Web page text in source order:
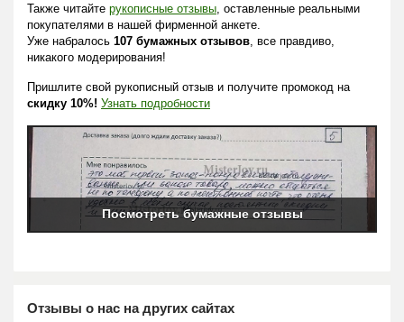
Также читайте рукописные отзывы, оставленные реальными
покупателями в нашей фирменной анкете.
Уже набралось 107 бумажных отзывов, все правдиво,
никакого модерирования!
Пришлите свой рукописный отзыв и получите промокод на
скидку 10%! Узнать подробности
Посмотреть бумажные отзывы
Отзывы о нас на других сайтах